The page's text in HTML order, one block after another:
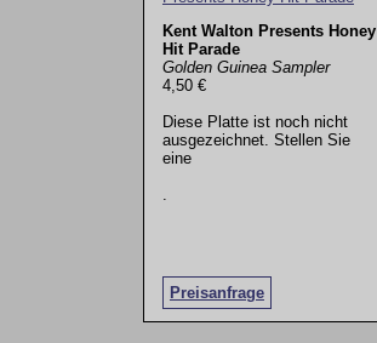
Kent Walton Presents Honey
Hit Parade
Golden Guinea Sampler
4,50 €
Diese Platte ist noch nicht
ausgezeichnet. Stellen Sie
eine
Preisanfrage